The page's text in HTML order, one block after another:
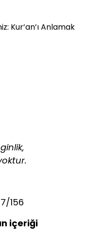
Kur’an’ı Anlamak
156
içeriği